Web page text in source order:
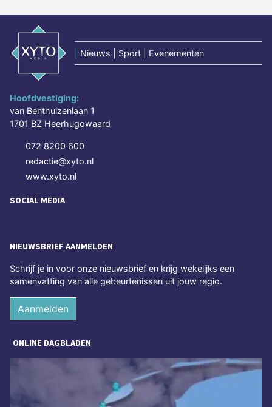
Nieuws | Sport | Evenementen
Hoofdvestiging:
van Benthuizenlaan 1
1701 BZ Heerhugowaard
072 8200 600
redactie@xyto.nl
www.xyto.nl
SOCIAL MEDIA
NIEUWSBRIEF AANMELDEN
Schrijf je in voor onze nieuwsbrief en krijg wekelijks een
samenvatting van alle gebeurtenissen uit jouw regio.
Aanmelden
ONLINE DAGBLADEN